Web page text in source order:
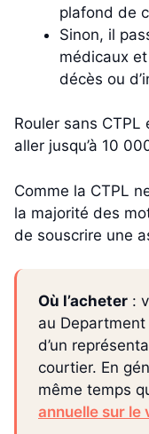
plafond de
Sinon, il
médicaux
décès ou
Rouler sans
aller jusqu’à 10
Comme la CTPL
la majorité des
de souscrire une
Où l’acheter :
au
d’un
courtier. En
même temps
annuelle sur le